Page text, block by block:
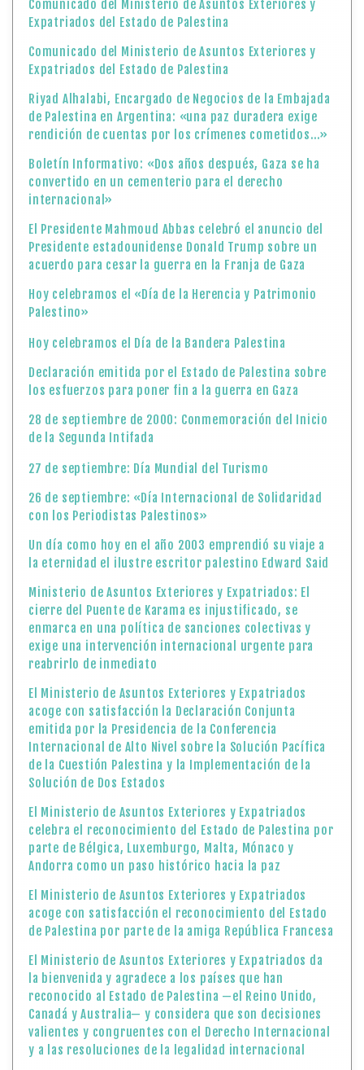
Comunicado del Ministerio de Asuntos Exteriores y
Expatriados del Estado de Palestina
Comunicado del Ministerio de Asuntos Exteriores y
Expatriados del Estado de Palestina
Riyad Alhalabi, Encargado de Negocios de la Embajada
de Palestina en Argentina: «una paz duradera exige
rendición de cuentas por los crímenes cometidos…»
Boletín Informativo: «Dos años después, Gaza se ha
convertido en un cementerio para el derecho
internacional»
El Presidente Mahmoud Abbas celebró el anuncio del
Presidente estadounidense Donald Trump sobre un
acuerdo para cesar la guerra en la Franja de Gaza
Hoy celebramos el «Día de la Herencia y Patrimonio
Palestino»
Hoy celebramos el Día de la Bandera Palestina
Declaración emitida por el Estado de Palestina sobre
los esfuerzos para poner fin a la guerra en Gaza
28 de septiembre de 2000: Conmemoración del Inicio
de la Segunda Intifada
27 de septiembre: Día Mundial del Turismo
26 de septiembre: «Día Internacional de Solidaridad
con los Periodistas Palestinos»
Un día como hoy en el año 2003 emprendió su viaje a
la eternidad el ilustre escritor palestino Edward Said
Ministerio de Asuntos Exteriores y Expatriados: El
cierre del Puente de Karama es injustificado, se
enmarca en una política de sanciones colectivas y
exige una intervención internacional urgente para
reabrirlo de inmediato
El Ministerio de Asuntos Exteriores y Expatriados
acoge con satisfacción la Declaración Conjunta
emitida por la Presidencia de la Conferencia
Internacional de Alto Nivel sobre la Solución Pacífica
de la Cuestión Palestina y la Implementación de la
Solución de Dos Estados
El Ministerio de Asuntos Exteriores y Expatriados
celebra el reconocimiento del Estado de Palestina por
parte de Bélgica, Luxemburgo, Malta, Mónaco y
Andorra como un paso histórico hacia la paz
El Ministerio de Asuntos Exteriores y Expatriados
acoge con satisfacción el reconocimiento del Estado
de Palestina por parte de la amiga República Francesa
El Ministerio de Asuntos Exteriores y Expatriados da
la bienvenida y agradece a los países que han
reconocido al Estado de Palestina —el Reino Unido,
Canadá y Australia— y considera que son decisiones
valientes y congruentes con el Derecho Internacional
y a las resoluciones de la legalidad internacional